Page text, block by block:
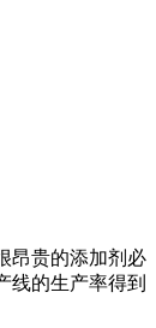
昂贵的添加剂必
线的生产率得到